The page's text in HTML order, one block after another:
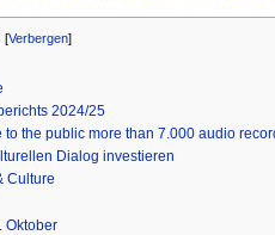
[Verbergen]
2024/25
the public more than 7.000 audio
Dialog investieren
Culture
Oktober